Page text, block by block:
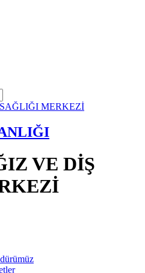
VE DİŞ